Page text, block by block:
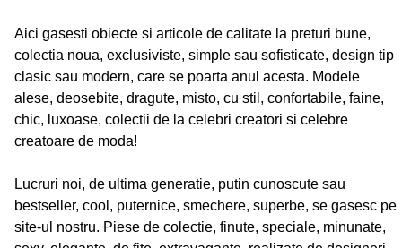
Aici gasesti obiecte si articole de calitate la preturi bune,
colectia noua, exclusiviste, simple sau sofisticate, design tip
clasic sau modern, care se poarta anul acesta. Modele
alese, deosebite, dragute, misto, cu stil, confortabile, faine,
chic, luxoase, colectii de la celebri creatori si celebre
creatoare de moda!
Lucruri noi, de ultima generatie, putin cunoscute sau
bestseller, cool, puternice, smechere, superbe, se gasesc pe
site-ul nostru. Piese de colectie, finute, speciale, minunate,